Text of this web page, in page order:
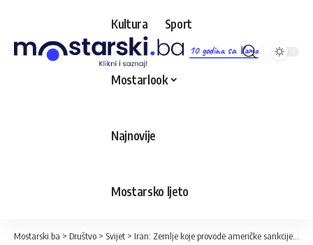
10 godina sa Vama
Kultura Sport
Mostarlook
Najnovije
Mostarsko ljeto
Mostarski.ba > Društvo > Svijet > Iran: Zemlje koje provode američke sankcije će se suočiti s “poteškoćama” u tranzitu